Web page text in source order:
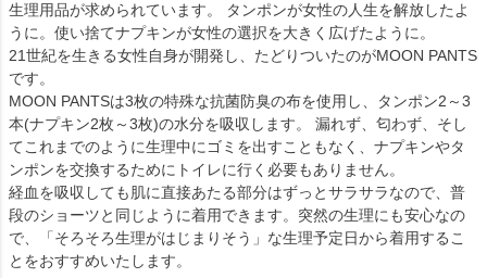
生理用品が求められています。 タンポンが女性の人生を解放したよ
うに。使い捨てナプキンが女性の選択を大きく広げたように。
21世紀を生きる女性自身が開発し、たどりついたのがMOON PANTS
です。
MOON PANTSは3枚の特殊な抗菌防臭の布を使用し、タンポン2～3
本(ナプキン2枚～3枚)の水分を吸収します。 漏れず、匂わず、そし
てこれまでのように生理中にゴミを出すこともなく、ナプキンやタ
ンポンを交換するためにトイレに行く必要もありません。
経血を吸収しても肌に直接あたる部分はずっとサラサラなので、普
段のショーツと同じように着用できます。突然の生理にも安心なの
で、「そろそろ生理がはじまりそう」な生理予定日から着用するこ
とをおすすめいたします。